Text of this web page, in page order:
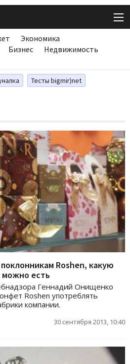
Экономика
Бизнес
Недвижимость
Тесты bigmir)net
Roshen, какую
есть
Геннадий Онищенко
Roshen употреблять
компании.
30 сентября 2013, 10:40